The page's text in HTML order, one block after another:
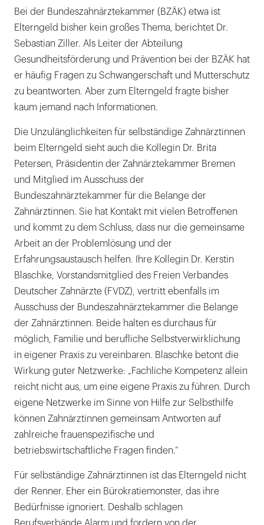
Bei der Bundeszahnärztekammer (BZÄK) etwa ist
Elterngeld bisher kein großes Thema, berichtet Dr.
Sebastian Ziller. Als Leiter der Abteilung
Gesundheitsförderung und Prävention bei der BZÄK hat
er häufig Fragen zu Schwangerschaft und Mutterschutz
zu beantworten. Aber zum Elterngeld fragte bisher
kaum jemand nach Informationen.
Die Unzulänglichkeiten für selbständige Zahnärztinnen
beim Elterngeld sieht auch die Kollegin Dr. Brita
Petersen, Präsidentin der Zahnärztekammer Bremen
und Mitglied im Ausschuss der
Bundeszahnärztekammer für die Belange der
Zahnärztinnen. Sie hat Kontakt mit vielen Betroffenen
und kommt zu dem Schluss, dass nur die gemeinsame
Arbeit an der Problemlösung und der
Erfahrungsaustausch helfen. Ihre Kollegin Dr. Kerstin
Blaschke, Vorstandsmitglied des Freien Verbandes
Deutscher Zahnärzte (FVDZ), vertritt ebenfalls im
Ausschuss der Bundeszahnärztekammer die Belange
der Zahnärztinnen. Beide halten es durchaus für
möglich, Familie und berufliche Selbstverwirklichung
in eigener Praxis zu vereinbaren. Blaschke betont die
Wirkung guter Netzwerke: „Fachliche Kompetenz allein
reicht nicht aus, um eine eigene Praxis zu führen. Durch
eigene Netzwerke im Sinne von Hilfe zur Selbsthilfe
können Zahnärztinnen gemeinsam Antworten auf
zahlreiche frauenspezifische und
betriebswirtschaftliche Fragen finden.“
Für selbständige Zahnärztinnen ist das Elterngeld nicht
der Renner. Eher ein Bürokratiemonster, das ihre
Bedürfnisse ignoriert. Deshalb schlagen